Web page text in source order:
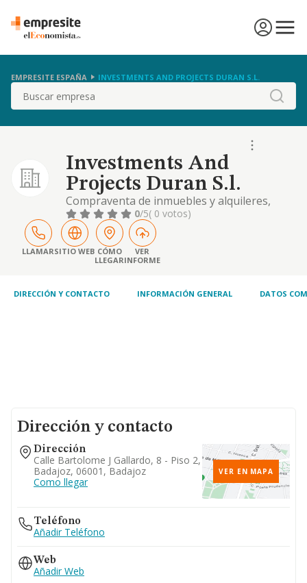
EMPRESITE ESPAÑA INVESTMENTS AND PROJECTS DURAN S.L.
Buscar
Investments And
Projects Duran S.l.
Compraventa de inmuebles y alquileres,
compraventa de sociedades, acciones,
participaciones de sociedades, construcción
de viviendas, locales, explotación de
restaurantes, cafeterías, heladerías, bares,
tabernas, mesones, salas de fiesta, cafés,
terrazas
0/5( 0 votos)
LLAMARSITIO WEB CÓMO
LLEGAR
VER
INFORME
DIRECCIÓN Y CONTACTO INFORMACIÓN GENERAL DATOS
Dirección y contacto
Dirección
Calle Bartolome J Gallardo, 8 - Piso 2,
Badajoz, 06001, Badajoz
Como llegar
VER EN MAPA
Teléfono
Añadir Teléfono
Web
Añadir Web